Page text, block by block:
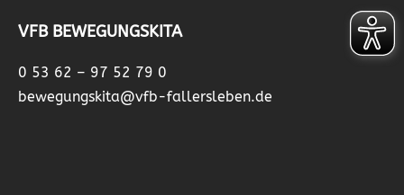
VFB BEWEGUNGSKITA
0 53 62 – 97 52 79 0
bewegungskita@vfb-fallersleben.de